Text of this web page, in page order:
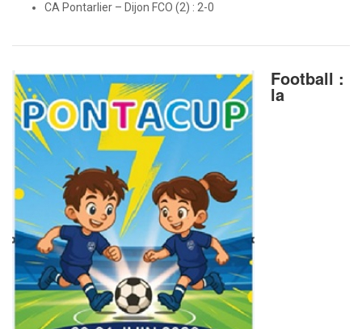
CA Pontarlier – Dijon FCO (2) : 2-0
Football :
la